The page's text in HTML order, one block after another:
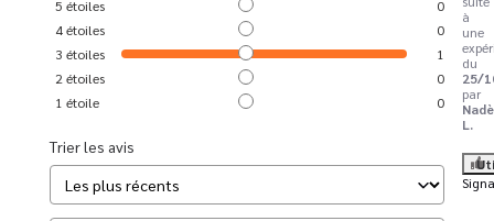
5 étoiles
0
4étoiles
0
3 étoiles
1
2 étoiles
0
1 étoile 0
Trier les avis
à
une
du
25/
par
L.